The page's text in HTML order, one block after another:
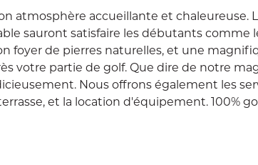
atmosphère accueillante et chaleureuse.
sauront satisfaire les débutants comme
foyer de pierres naturelles, et une
votre partie de golf. Que dire de notre
Nous offrons également les
et la location d'équipement. 100%